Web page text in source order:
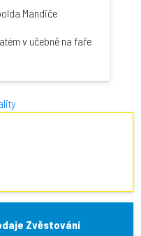
Mandiče
v učebně na faře
Zvěstování